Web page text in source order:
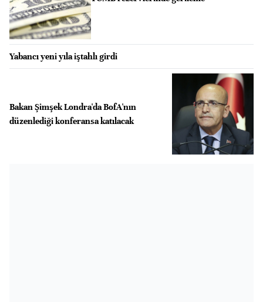
Yabancı yeni yıla iştahlı girdi
Bakan Şimşek Londra'da BofA'nın
düzenlediği konferansa katılacak